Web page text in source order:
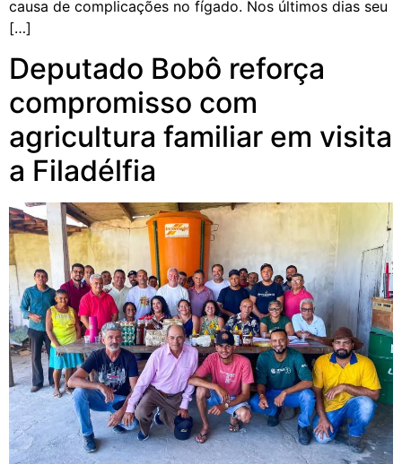
causa de complicações no fígado. Nos últimos dias seu
[…]
Deputado Bobô reforça
compromisso com
agricultura familiar em visita
a Filadélfia